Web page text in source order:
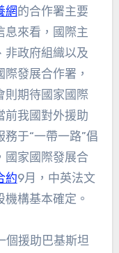
網的合作署主要
息來看，國際主
非政府組織以及
發展合作署，
則期待國家國際
前我國對外援助
于“一帶一路”倡
國家國際發展合
約9月，中英法文
構基本確定。
個援助巴基斯坦